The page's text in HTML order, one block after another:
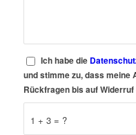
Ich habe die
und stimme zu, dass meine
Rückfragen bis auf
1 + 3 = ?